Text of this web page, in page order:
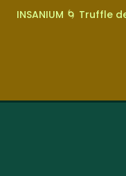
INSANIUM 🌀 Truffle